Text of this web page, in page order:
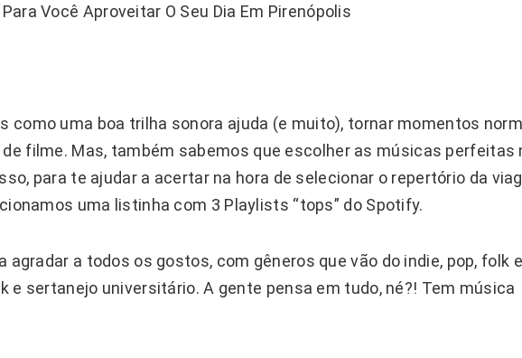
como uma boa trilha sonora ajuda (e muito), tornar momentos
filme. Mas, também sabemos que escolher as músicas perfeitas
para te ajudar a acertar na hora de selecionar o repertório da
uma listinha com 3 Playlists “tops” do Spotify.
agradar a todos os gostos, com gêneros que vão do indie, pop, folk e
e sertanejo universitário. A gente pensa em tudo, né?! Tem música